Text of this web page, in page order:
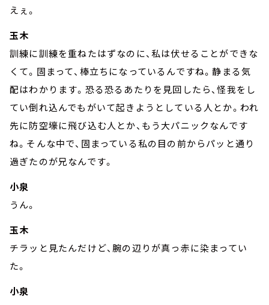
えぇ。
玉木
訓練に訓練を重ねたはずなのに、私は伏せることができな
くて。固まって、棒立ちになっているんですね。静まる気
配はわかります。恐る恐るあたりを見回したら、怪我をし
てい倒れ込んでもがいて起きようとしている人とか。われ
先に防空壕に飛び込む人とか、もう大パニックなんです
ね。そんな中で、固まっている私の目の前からパッと通り
過ぎたのが兄なんです。
小泉
うん。
玉木
チラッと見たんだけど、腕の辺りが真っ赤に染まってい
た。
小泉